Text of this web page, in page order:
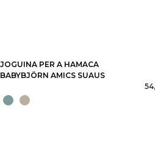
JOGUINA PER A HAMACA
BABYBJÖRN AMICS SUAUS